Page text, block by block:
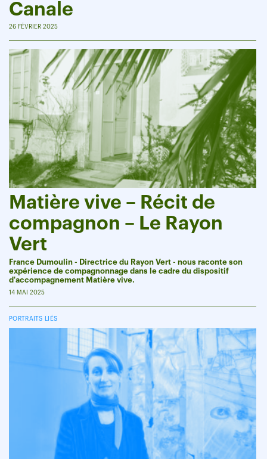
Canale
26 FÉVRIER 2025
Matière vive – Récit de
compagnon – Le Rayon
Vert
France Dumoulin - Directrice du Rayon Vert - nous raconte son
expérience de compagnonnage dans le cadre du dispositif
d'accompagnement Matière vive.
14 MAI 2025
PORTRAITS LIÉS